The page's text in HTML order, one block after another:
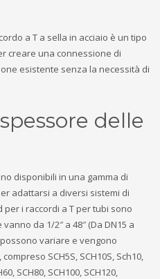
a T a sella in acciaio è un tipo
creare una connessione di
esistente senza la necessità di
delle
disponibili in una gamma di
adattarsi a diversi sistemi di
i raccordi a T per tubi sono
da 1/2″ a 48″ (Da DN15 a
variare e vengono
SCH5S, SCH10S, Sch10,
SCH80, SCH100, SCH120,